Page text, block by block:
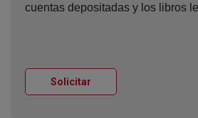
cuentas depositadas y los libros
Solicitar